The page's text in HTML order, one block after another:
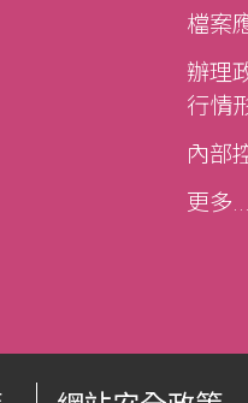
檔案
辦理
行情
內部
更多...